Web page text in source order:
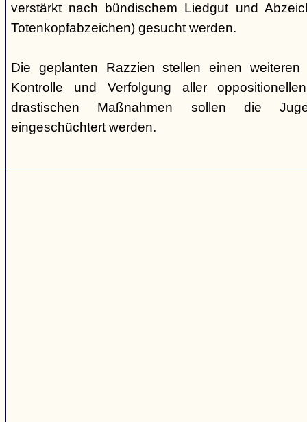
verstärkt nach bündischem Liedgut und
Totenkopfabzeichen) gesucht werden.
Die geplanten Razzien stellen einen weiteren
Kontrolle und Verfolgung aller
drastischen Maßnahmen sollen die
eingeschüchtert werden.